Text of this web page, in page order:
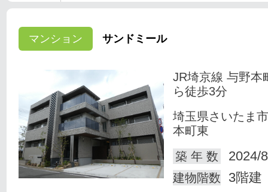
マンション サンドミール
JR埼京線 与野本
ら徒歩3分
埼玉県さいたま
本町東
築 年 数
2024/
建物階数 3階建